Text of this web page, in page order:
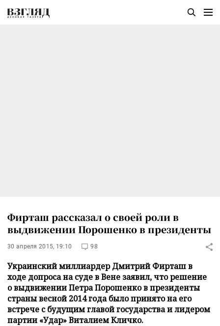
Фирташ рассказал о своей роли в
выдвижении Порошенко в президенты
30 апреля 2015, 19:10 98
Украинский миллиардер Дмитрий Фирташ в
ходе допроса на суде в Вене заявил, что решение
о выдвижении Петра Порошенко в президенты
страны весной 2014 года было принято на его
встрече с будущим главой государства и лидером
партии «Удар» Виталием Кличко.